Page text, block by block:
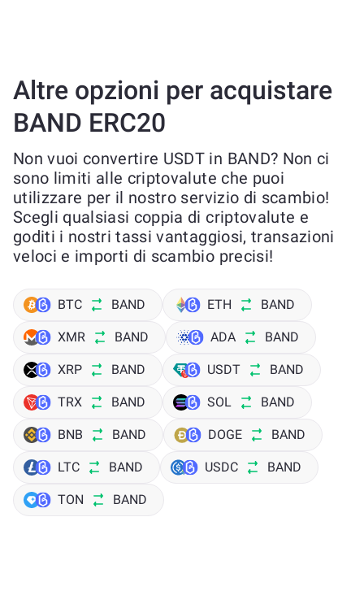
Altre opzioni per acquistare
BAND ERC20
Non vuoi convertire USDT in BAND? Non ci
sono limiti alle criptovalute che puoi
utilizzare per il nostro servizio di scambio!
Scegli qualsiasi coppia di criptovalute e
goditi i nostri tassi vantaggiosi, transazioni
veloci e importi di scambio precisi!
BTC BAND ETH BAND
XMR BAND ADA BAND
XRP BAND USDT BAND
TRX BAND SOL BAND
BNB BAND DOGE BAND
LTC BAND USDC BAND
TON BAND